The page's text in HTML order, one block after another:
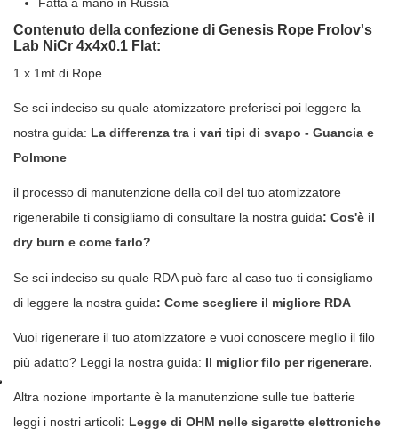
Contenuto della confezione di Genesis Rope Frolov's
Lab NiCr 4x4x0.1 Flat:
1 x 1mt di Rope
Se sei indeciso su quale atomizzatore preferisci poi leggere la
nostra guida: La differenza tra i vari tipi di svapo - Guancia e
Polmone
il processo di manutenzione della coil del tuo atomizzatore
rigenerabile ti consigliamo di consultare la nostra guida: Cos'è il
dry burn e come farlo?
Se sei indeciso su quale RDA può fare al caso tuo ti consigliamo
di leggere la nostra guida: Come scegliere il migliore RDA
Vuoi rigenerare il tuo atomizzatore e vuoi conoscere meglio il filo
più adatto? Leggi la nostra guida: Il miglior filo per rigenerare.
Altra nozione importante è la manutenzione sulle tue batterie
leggi i nostri articoli: Legge di OHM nelle sigarette elettroniche